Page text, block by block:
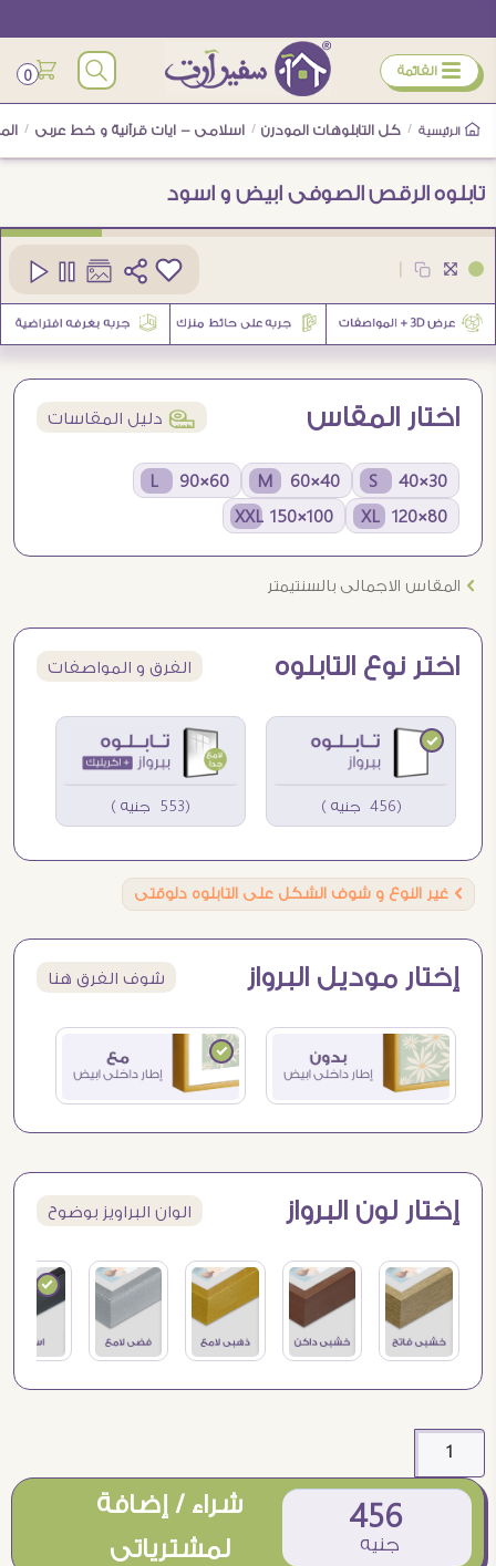
ÿ القائمة 0
الرئيسية / كل التابلوهات المودرن / اسلامى - ايات قرآنية و خط عربى /
تابلوه الرقص الصوفى ابيض و اسود
اختار المقاس í دليل المقاسات
30×40 S
40×60 M
60×90 L
80×120 XL
100×150 XXL
Ö المقاس الاجمالى بالسنتيمتر
اختر نوع التابلوه الفرق و المواصفات
(456 جنيه ) (553 جنيه )
Ö غير النوع و شوف الشكل على التابلوه دلوقتى
إختار موديل البرواز شوف الفرق هنا
إختار لون البرواز الوان البراويز بوضوح
456
جنيه
شراء / إضافة
لمشترياتى